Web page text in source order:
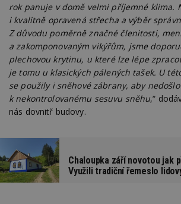
rok panuje v domě velmi příjemné klima.
i kvalitně opravená střecha a výběr
Z důvodu poměrně značné členitosti,
a zakomponovaným vikýřům, jsme
plechovou krytinu, u které lze lépe
je tomu u klasických pálených tašek. U
se použily i sněhové zábrany, aby nedošlo
k nekontrolovanému sesuvu sněhu,“
nás dovnitř budovy.
Chaloupka září novotou jak
Využili tradiční řemeslo